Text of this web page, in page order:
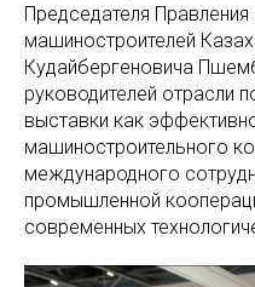
Председателя
машиностроителей
Кудайбергеновича
руководителей отрасли
выставки как
машиностроительного
международного
промышленной
современных